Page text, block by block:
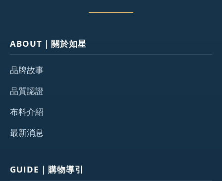
ABOUT｜關於如星
品牌故事
品質認證
布料介紹
最新消息
GUIDE｜購物導引